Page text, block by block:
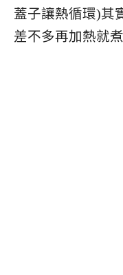
蓋子讓熱循環)其
差不多再加熱就